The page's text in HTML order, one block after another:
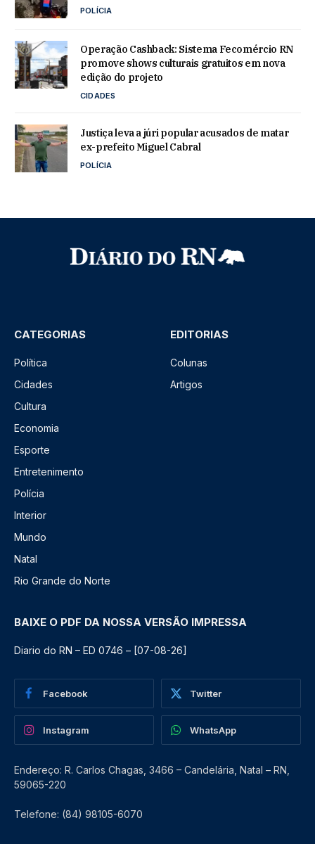
POLÍCIA
Operação Cashback: Sistema Fecomércio RN
promove shows culturais gratuitos em nova
edição do projeto
CIDADES
Justiça leva a júri popular acusados de matar
ex-prefeito Miguel Cabral
POLÍCIA
CATEGORIAS
Política
Cidades
Cultura
Economia
Esporte
Entretenimento
Polícia
Interior
Mundo
Natal
Rio Grande do Norte
EDITORIAS
Colunas
Artigos
BAIXE O PDF DA NOSSA VERSÃO IMPRESSA
Diario do RN – ED 0746 – [07-08-26]
Facebook Twitter
Instagram WhatsApp
Endereço: R. Carlos Chagas, 3466 – Candelária, Natal – RN,
59065-220
Telefone: (84) 98105-6070